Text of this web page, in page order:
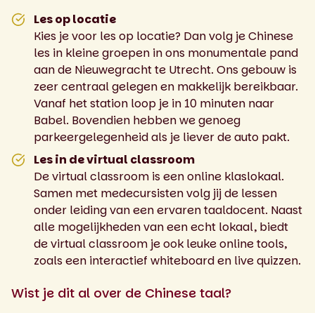
Les op locatie
Kies je voor les op locatie? Dan volg je Chinese
les in kleine groepen in ons monumentale pand
aan de Nieuwegracht te Utrecht. Ons gebouw is
zeer centraal gelegen en makkelijk bereikbaar.
Vanaf het station loop je in 10 minuten naar
Babel. Bovendien hebben we genoeg
parkeergelegenheid als je liever de auto pakt.
Les in de virtual classroom
De virtual classroom is een online klaslokaal.
Samen met medecursisten volg jij de lessen
onder leiding van een ervaren taaldocent. Naast
alle mogelijkheden van een echt lokaal, biedt
de virtual classroom je ook leuke online tools,
zoals een interactief whiteboard en live quizzen.
Wist je dit al over de Chinese taal?